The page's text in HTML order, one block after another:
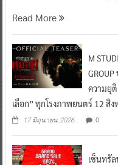
Read More
M
ความยุ
เลือก” ทุกโรงภาพยนตร์ 12 สิ
17 มิถุนายน 2026 0
เซ็นทรั